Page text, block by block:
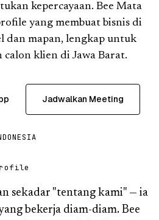
kepercayaan. Bee Mata
yang membuat bisnis di
dan mapan, lengkap untuk
calon klien di Jawa Barat.
Jadwalkan Meeting
sekadar "tentang kami" — ia
bekerja diam-diam. Bee